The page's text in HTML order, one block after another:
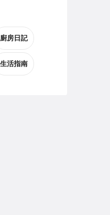
廚房日記
生活指南